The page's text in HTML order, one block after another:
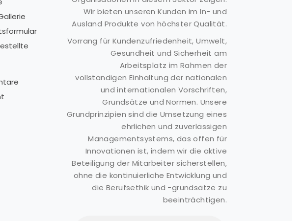
Pumpen
Sicherheitsausrüstung
Pneumatischer
Spill
Reaktionsbehälter
Lageraufroller
Dispergiermittel
Dispergiermittel-
Sprühsysteme
Ölskimmer
Seabin
Medien Gallerie
Angebotsformular
Häufig gestellte
Fragen
Kunden
Kommentare
Wir bieten unseren Kunden im In- und
Ausland Produkte von höchster Qualität.
Vorrang für Kundenzufriedenheit, Umwelt,
Gesundheit und Sicherheit am
Arbeitsplatz im Rahmen der
vollständigen Einhaltung der nationalen
und internationalen Vorschriften,
Grundsätze und Normen. Unsere
Grundprinzipien sind die Umsetzung eines
ehrlichen und zuverlässigen
Managementsystems, das offen für
Innovationen ist, indem wir die aktive
Beteiligung der Mitarbeiter sicherstellen,
ohne die kontinuierliche Entwicklung und
die Berufsethik und -grundsätze zu
beeinträchtigen.